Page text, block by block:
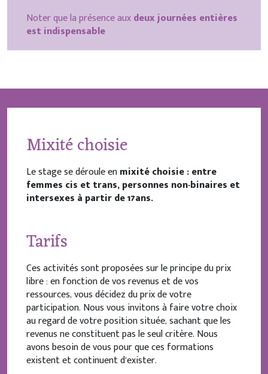
Noter que la présence auxdeux journées entières
est indispensable
Mixité choisie
Le stage se déroule enmixité choisie : entre
femmes cis et trans, personnes non-binaires et
intersexes à partir de 17ans.
Tarifs
Ces activités sont proposées sur le principe du prix
libre : en fonction de vos revenus et de vos
ressources, vous décidez du prix de votre
participation. Nous vous invitons à faire votre choix
au regard de votre position située, sachant que les
revenus ne constituent pas le seul critère. Nous
avons besoin de vous pour que ces formations
existent et continuent d’exister.